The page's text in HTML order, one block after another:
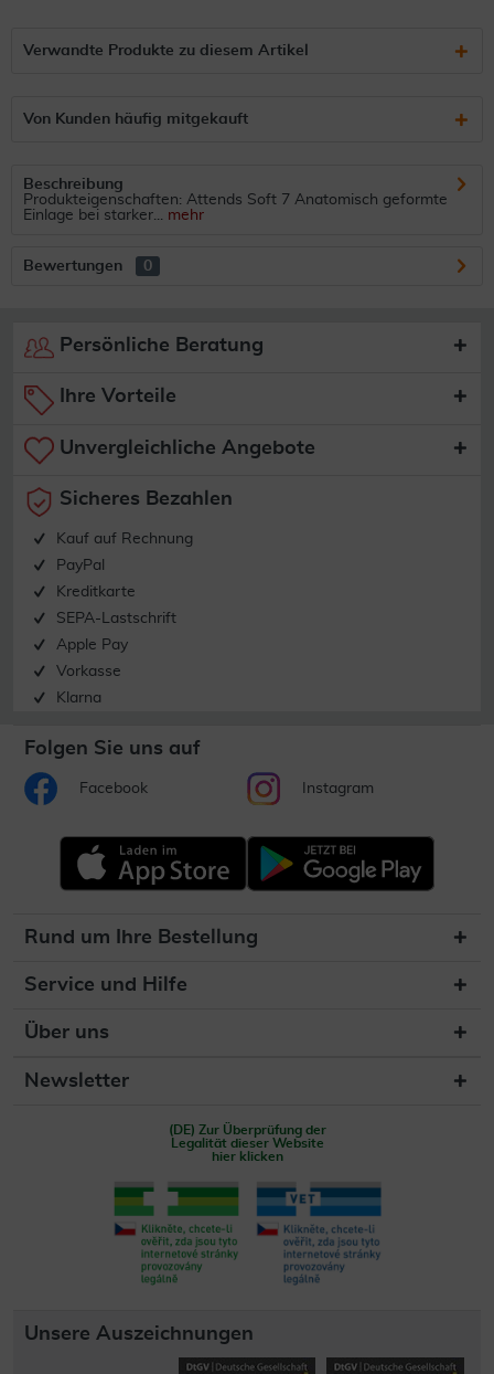
Verwandte Produkte zu diesem Artikel
Von Kunden häufig mitgekauft
Beschreibung
Produkteigenschaften: Attends Soft 7 Anatomisch geformte
Einlage bei starker... mehr
Bewertungen 0
Persönliche Beratung
Ihre Vorteile
Unvergleichliche Angebote
Sicheres Bezahlen
Kauf auf Rechnung
PayPal
Kreditkarte
SEPA-Lastschrift
Apple Pay
Vorkasse
Klarna
Folgen Sie uns auf
Facebook Instagram
Rund um Ihre Bestellung
Service und Hilfe
Über uns
Newsletter
(DE) Zur Überprüfung der
Legalität dieser Website
hier klicken
Unsere Auszeichnungen